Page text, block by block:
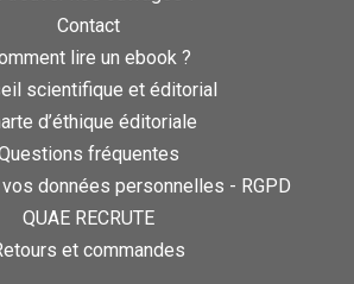
Contact
lire un ebook ?
scientifique et éditorial
d’éthique éditoriale
fréquentes
données personnelles - RGPD
QUAE RECRUTE
et commandes